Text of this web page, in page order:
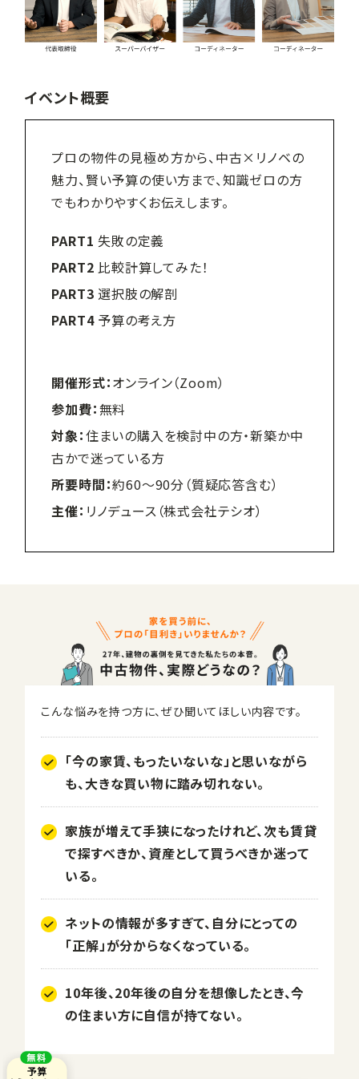
イベント概要
プロの物件の見極め方から、中古×リノベの
魅力、賢い予算の使い方まで、知識ゼロの方
でもわかりやすくお伝えします。
PART1 失敗の定義
PART2 比較計算してみた！
PART3 選択肢の解剖
PART4予算の考え方
開催形式：オンライン（Zoom）
参加費：無料
対象：住まいの購入を検討中の方・新築か中
古かで迷っている方
所要時間：約60〜90分（質疑応答含む）
主催： リノデュース（株式会社テシオ）
こんな悩みを持つ方に、ぜひ聞いてほしい内容です。
「今の家賃、もったいないな」と思いながら
も、大きな買い物に踏み切れない。
家族が増えて手狭になったけれど、次も賃貸
で探すべきか、資産として買うべきか迷って
いる。
ネットの情報が多すぎて、自分にとっての
「正解」が分からなくなっている。
10年後、20年後の自分を想像したとき、今
の住まい方に自信が持てない。